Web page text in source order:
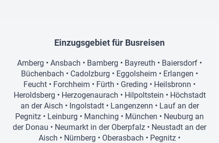
Einzugsgebiet für Busreisen
Amberg • Ansbach • Bamberg • Bayreuth • Baiersdorf •
Büchenbach • Cadolzburg • Eggolsheim • Erlangen •
Feucht • Forchheim • Fürth • Greding • Heilsbronn •
Heroldsberg • Herzogenaurach • Hilpoltstein • Höchstadt
an der Aisch • Ingolstadt• Langenzenn • Lauf an der
Pegnitz • Leinburg • Manching • München • Neuburg an
der Donau • Neumarkt in der Oberpfalz • Neustadt an der
Aisch • Nürnberg • Oberasbach • Pegnitz •